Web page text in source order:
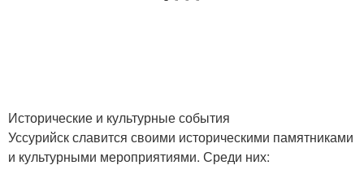
Исторические и культурные события
Уссурийск славится своими историческими памятниками
и культурными мероприятиями. Среди них: